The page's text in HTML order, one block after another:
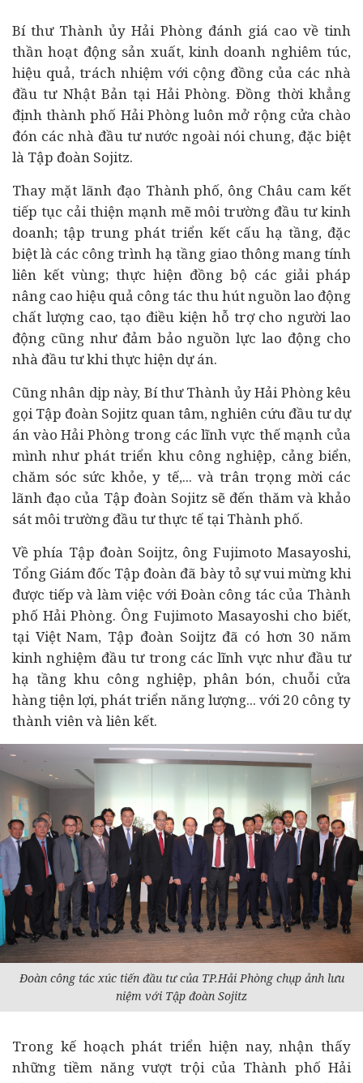
Bí thư Thành ủy Hải Phòng đánh giá cao về tinh
thần hoạt động sản xuất, kinh doanh nghiêm túc,
hiệu quả, trách nhiệm với cộng đồng của các nhà
đầu tư Nhật Bản tại Hải Phòng. Đồng thời khẳng
định thành phố Hải Phòng luôn mở rộng cửa chào
đón các nhà đầu tư nước ngoài nói chung, đặc biệt
là Tập đoàn Sojitz.
Thay mặt lãnh đạo Thành phố, ông Châu cam kết
tiếp tục cải thiện mạnh mẽ môi trường đầu tư kinh
doanh; tập trung phát triển kết cấu hạ tầng, đặc
biệt là các công trình hạ tầng giao thông mang tính
liên kết vùng; thực hiện đồng bộ các giải pháp
nâng cao hiệu quả công tác thu hút nguồn lao động
chất lượng cao, tạo điều kiện hỗ trợ cho người lao
động cũng như đảm bảo nguồn lực lao động cho
nhà đầu tư khi thực hiện dự án.
Cũng nhân dịp này, Bí thư Thành ủy Hải Phòng kêu
gọi Tập đoàn Sojitz quan tâm, nghiên cứu đầu tư dự
án vào Hải Phòng trong các lĩnh vực thế mạnh của
mình như phát triển khu công nghiệp, cảng biển,
chăm sóc sức khỏe,y tế,... và trân trọng mời các
lãnh đạo của Tập đoàn Sojitz sẽ đến thăm và khảo
sát môi trường đầu tư thực tế tại Thành phố.
Về phía Tập đoàn Soijtz, ông Fujimoto Masayoshi,
Tổng Giám đốc Tập đoàn đã bày tỏ sự vui mừng khi
được tiếp và làm việc với Đoàn công tác của Thành
phố Hải Phòng. Ông Fujimoto Masayoshi cho biết,
tại Việt Nam, Tập đoàn Soijtz đã có hơn 30 năm
kinh nghiệm đầu tư trong các lĩnh vực như đầu tư
hạ tầng khu công nghiệp, phân bón, chuỗi cửa
hàng tiện lợi, phát triển năng lượng... với 20 công ty
thành viên và liên kết.
Đoàn công tác xúc tiến đầu tư của TP.Hải Phòng chụp ảnh lưu
niệm với Tập đoàn Sojitz
Trong kế hoạch phát triển hiện nay, nhận thấy
những tiềm năng vượt trội của Thành phố Hải